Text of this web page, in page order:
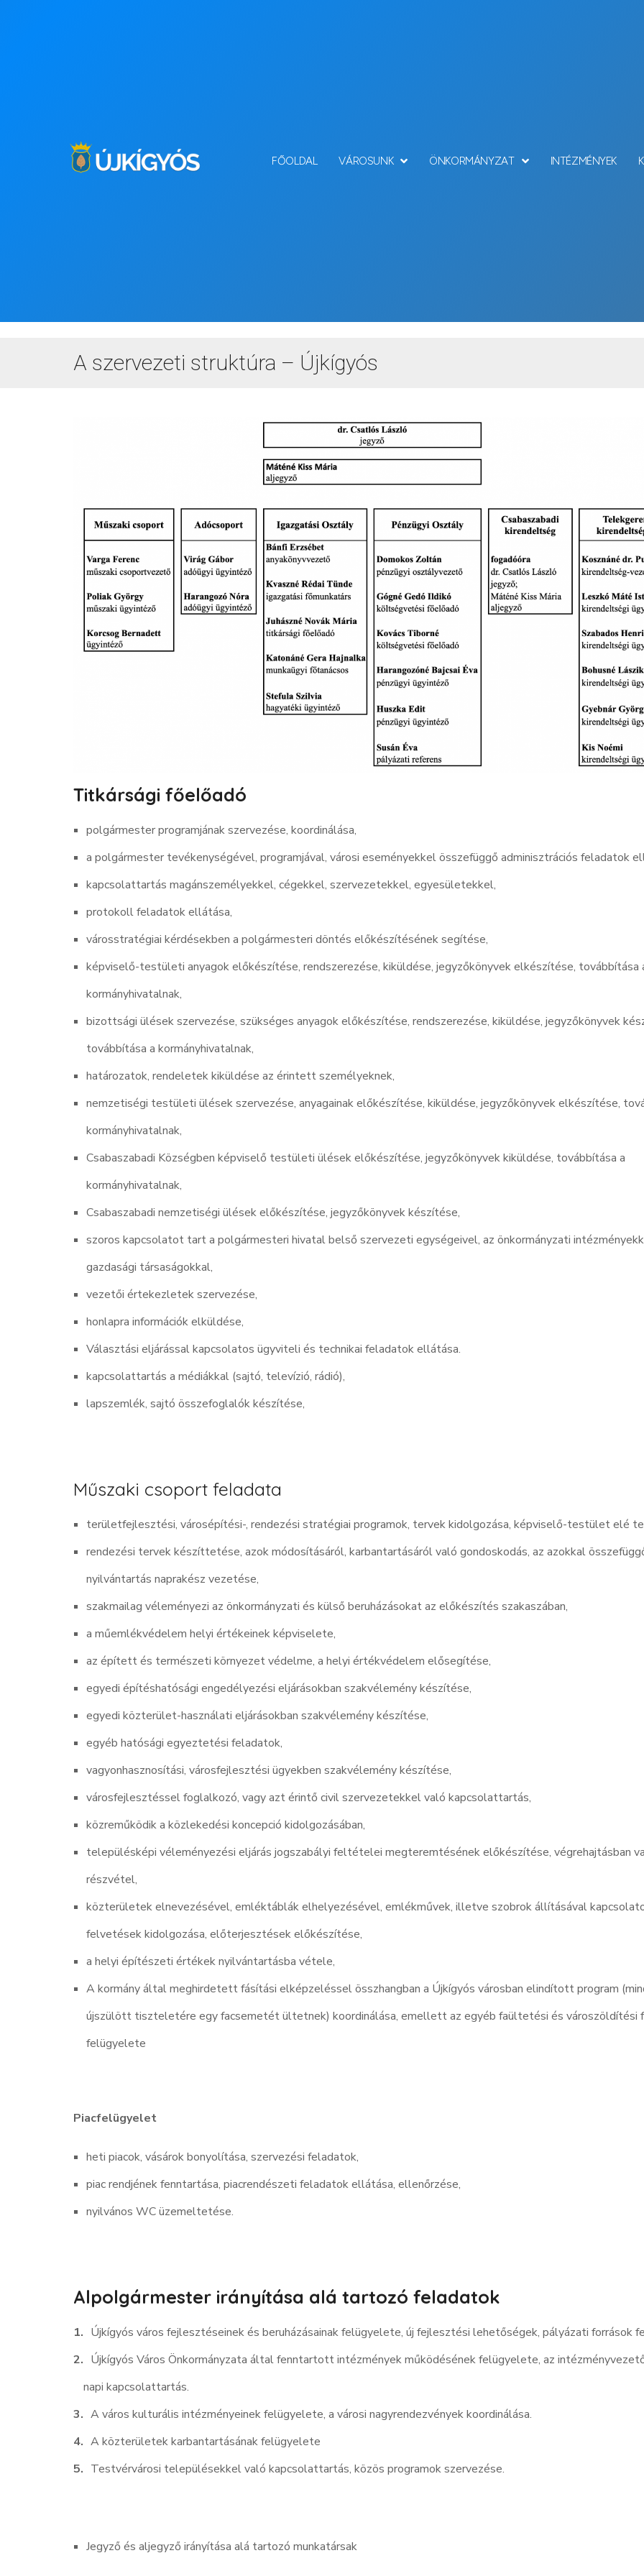
FŐOLDAL VÁROSUNK ÖNKORMÁNYZAT INTÉZMÉNYEK
A szervezeti struktúra – Újkígyós
Titkársági főelőadó
polgármester programjának szervezése, koordinálása,
a polgármester tevékenységével, programjával, városi eseményekkel összefüggő adminisztrációs feladatok
kapcsolattartás magánszemélyekkel, cégekkel, szervezetekkel, egyesületekkel,
protokoll feladatok ellátása,
városstratégiai kérdésekben a polgármesteri döntés előkészítésének segítése,
képviselő-testületi anyagok előkészítése, rendszerezése, kiküldése, jegyzőkönyvek elkészítése, továbbítása
kormányhivatalnak,
bizottsági ülések szervezése, szükséges anyagok előkészítése, rendszerezése, kiküldése, jegyzőkönyvek
továbbítása a kormányhivatalnak,
határozatok, rendeletek kiküldése az érintett személyeknek,
nemzetiségi testületi ülések szervezése, anyagainak előkészítése, kiküldése, jegyzőkönyvek elkészítése,
kormányhivatalnak,
Csabaszabadi Községben képviselő testületi ülések előkészítése, jegyzőkönyvek kiküldése, továbbítása a
kormányhivatalnak,
Csabaszabadi nemzetiségi ülések előkészítése, jegyzőkönyvek készítése,
szoros kapcsolatot tart a polgármesteri hivatal belső szervezeti egységeivel, az önkormányzati
gazdasági társaságokkal,
vezetői értekezletek szervezése,
honlapra információk elküldése,
Választási eljárással kapcsolatos ügyviteli és technikai feladatok ellátása.
kapcsolattartás a médiákkal (sajtó, televízió, rádió),
lapszemlék, sajtó összefoglalók készítése,
Műszaki csoport feladata
területfejlesztési, városépítési-, rendezési stratégiai programok, tervek kidolgozása, képviselő-testület elé
rendezési tervek készíttetése, azok módosításáról, karbantartásáról való gondoskodás, az azokkal
nyilvántartás naprakész vezetése,
szakmailag véleményezi az önkormányzati és külső beruházásokat az előkészítés szakaszában,
a műemlékvédelem helyi értékeinek képviselete,
az épített és természeti környezet védelme, a helyi értékvédelem elősegítése,
egyedi építéshatósági engedélyezési eljárásokban szakvélemény készítése,
egyedi közterület-használati eljárásokban szakvélemény készítése,
egyéb hatósági egyeztetési feladatok,
vagyonhasznosítási, városfejlesztési ügyekben szakvélemény készítése,
városfejlesztéssel foglalkozó, vagy azt érintő civil szervezetekkel való kapcsolattartás,
közreműködik a közlekedési koncepció kidolgozásában,
településképi véleményezési eljárás jogszabályi feltételei megteremtésének előkészítése, végrehajtásban
részvétel,
közterületek elnevezésével, emléktáblák elhelyezésével, emlékművek, illetve szobrok állításával
felvetések kidolgozása, előterjesztések előkészítése,
a helyi építészeti értékek nyilvántartásba vétele,
A kormány által meghirdetett fásítási elképzeléssel összhangban a Újkígyós városban elindítottprogram
újszülött tiszteletére egy facsemetét ültetnek) koordinálása, emellett az egyéb faültetési és városzöldítési
felügyelete
Piacfelügyelet
heti piacok, vásárok bonyolítása, szervezési feladatok,
piac rendjének fenntartása, piacrendészeti feladatok ellátása, ellenőrzése,
nyilvános WC üzemeltetése.
Alpolgármester irányítása alá tartozó feladatok
Újkígyós város fejlesztéseinek és beruházásainak felügyelete, új fejlesztési lehetőségek, pályázati források
Újkígyós Város Önkormányzata által fenntartott intézmények működésének felügyelete, az
napi kapcsolattartás.
A város kulturális intézményeinek felügyelete, a városi nagyrendezvények koordinálása.
A közterületek karbantartásának felügyelete
Testvérvárosi településekkel való kapcsolattartás, közös programok szervezése.
Jegyző és aljegyző irányítása alá tartozó munkatársak